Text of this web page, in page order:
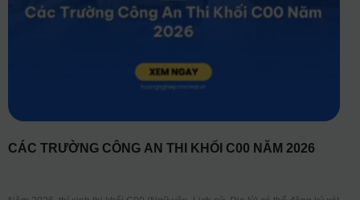
CÁC TRƯỜNG CÔNG AN THI KHỐI C00 NĂM 2026